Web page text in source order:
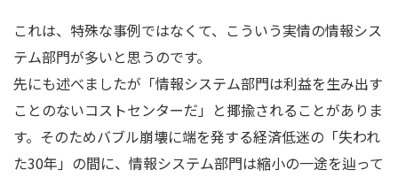
これは、特殊な事例ではなくて、こういう実情の情報シス
テム部門が多いと思うのです。
先にも述べましたが「情報システム部門は利益を生み出す
ことのないコストセンターだ」と揶揄されることがありま
す。そのためバブル崩壊に端を発する経済低迷の「失われ
た30年」の間に、情報システム部門は縮小の一途を辿って